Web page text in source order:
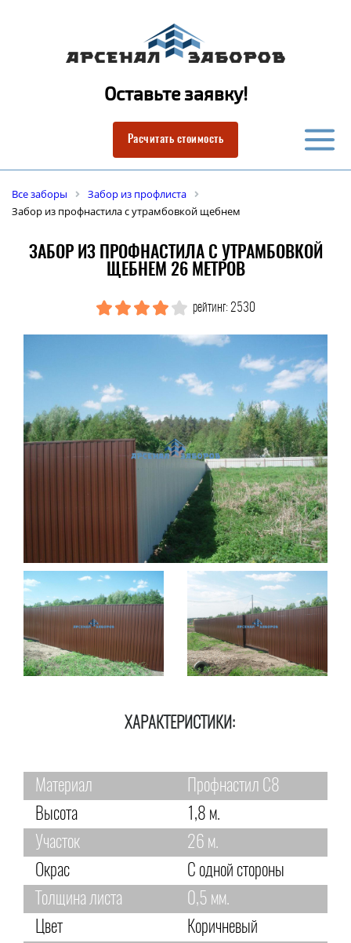
Оставьте заявку!
Расчитать стоимость
Все заборы
Забор из профлиста
Забор из профнастила с утрамбовкой щебнем
ЗАБОР ИЗ ПРОФНАСТИЛА С УТРАМБОВКОЙ
ЩЕБНЕМ 26 МЕТРОВ
рейтинг: 2530
ХАРАКТЕРИСТИКИ:
Материал
Профнастил С8
Высота
1,8 м.
Участок
26 м.
Окрас
С одной стороны
Толщина листа
0,5 мм.
Цвет
Коричневый